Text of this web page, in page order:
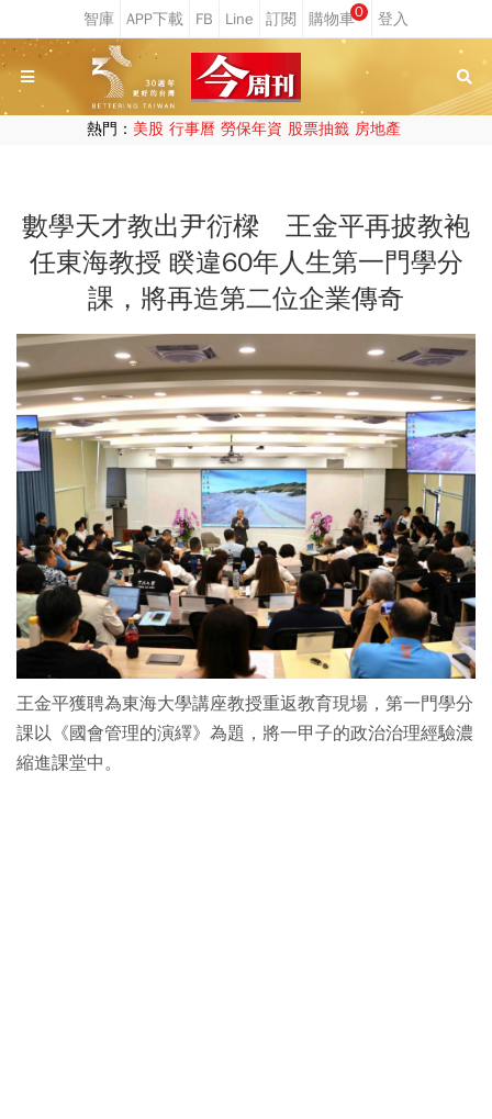
0
熱門： 美股 行事曆 勞保年資 股票抽籤 房地產
數學天才教出尹衍樑 王金平再披教袍
任東海教授 睽違60年人生第一門學分
課，將再造第二位企業傳奇
王金平獲聘為東海大學講座教授重返教育現場，第一門學分
課以《國會管理的演繹》為題，將一甲子的政治治理經驗濃
縮進課堂中。